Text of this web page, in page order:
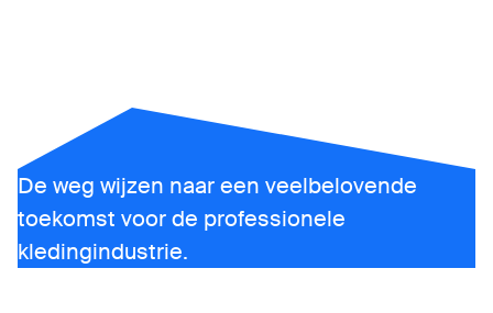
De weg wijzen naar een veelbelovende
toekomst voor de professionele
kledingindustrie.